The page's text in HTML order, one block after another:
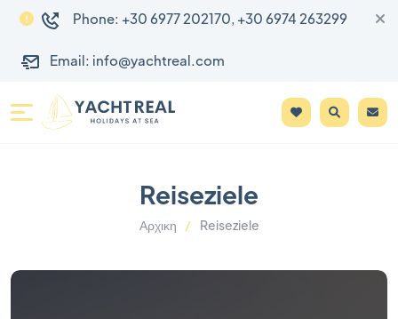
Phone: +30 6977 202170, +30 6974 263299
Email: info@yachtreal.com
Reiseziele
Αρχικη Reiseziele